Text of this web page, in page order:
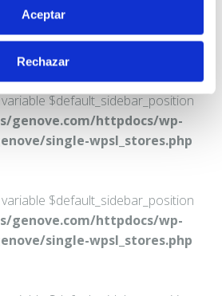
Aceptar
Rechazar
$default_sidebar_position
genove.com/httpdocs/wp-
single-wpsl_stores.php
$default_sidebar_position
genove.com/httpdocs/wp-
single-wpsl_stores.php